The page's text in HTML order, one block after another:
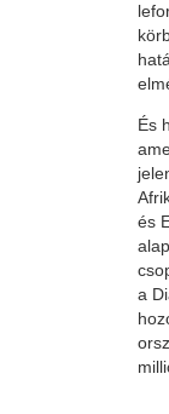
És
és
a